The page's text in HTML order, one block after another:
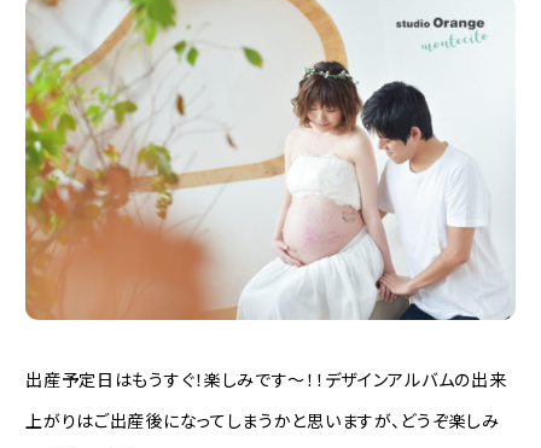
出産予定日はもうすぐ！楽しみです〜！！デザインアルバムの出来
上がりはご出産後になってしまうかと思いますが、どうぞ楽しみ